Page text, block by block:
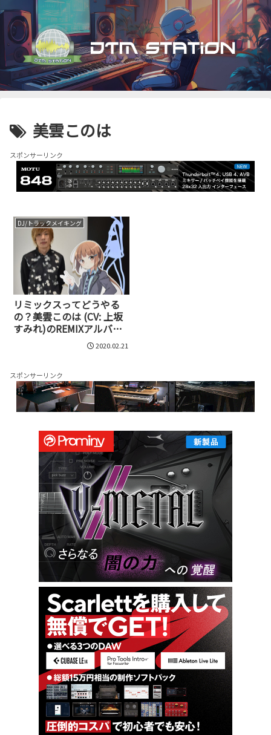
美雲このは
スポンサーリンク
DJ/トラックメイキング
リミックスってどうやる
の？美雲このは (CV: 上坂
すみれ)のREMIXアルバム
『ConoHa』で、楽曲制作
を担当した八王子Pさんに
2020.02.21
スポンサーリンク